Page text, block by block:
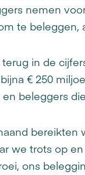
nemen
te beleggen,
in de
€ 250
beleggers
bereikten
we trots op
ons